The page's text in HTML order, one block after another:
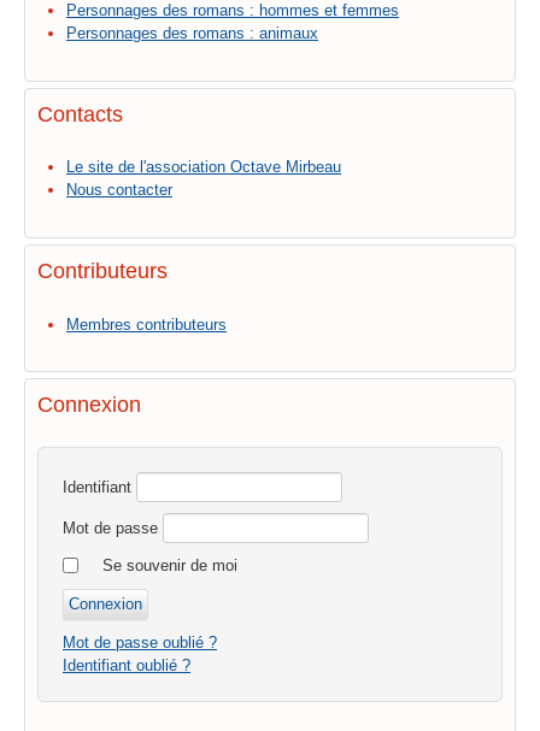
Personnages des romans : hommes et femmes
Personnages des romans : animaux
Contacts
Le site de l'association Octave Mirbeau
Nous contacter
Contributeurs
Membres contributeurs
Connexion
Identifiant
Mot de passe
Se souvenir de moi
Mot de passe oublié ?
Identifiant oublié ?